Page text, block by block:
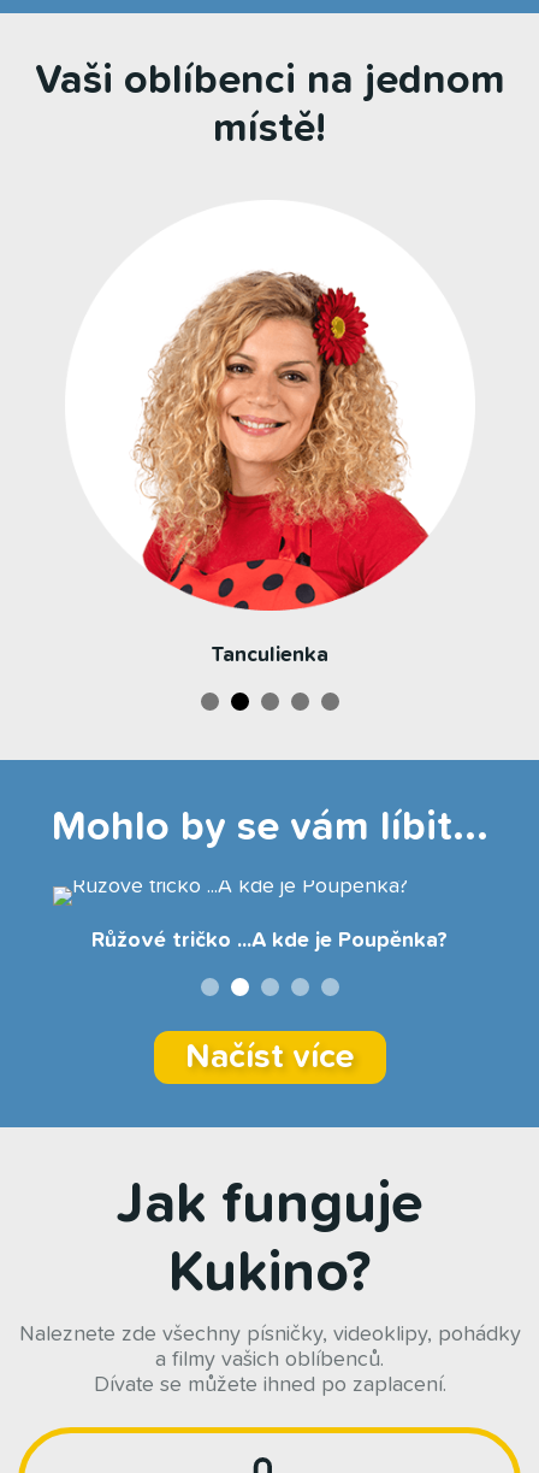
Vaši oblíbenci na jednom
místě!
Tanculienka
Mohlo by se vám líbit...
Růžové tričko ...A kde je Poupěnka?
Načíst více
Jak funguje
Kukino?
Naleznete zde všechny písničky, videoklipy, pohádky
a filmy vašich oblíbenců.
Dívate se můžete ihned po zaplacení.